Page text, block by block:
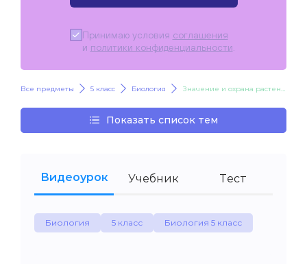
Принимаю условия соглашения
и политики конфиденциальности
Все предметы 5 класс Биология Значение и охрана растений
Показать список тем
Видеоурок Учебник Тест
Биология 5 класс Биология 5 класс